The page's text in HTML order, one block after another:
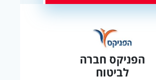
הפניקס חברה
לביטוח